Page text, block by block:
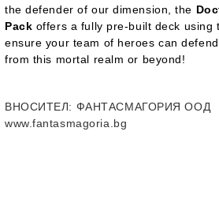
the defender of our dimension, the
Pack offers a fully pre-built deck using
ensure your team of heroes can
from this mortal realm or beyond!
ВНОСИТЕЛ: ФАНТАСМАГОРИЯ ООД
www.fantasmagoria.bg